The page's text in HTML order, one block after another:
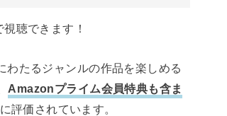
聴できます！
たるジャンルの作品を楽しめる
Amazonプライム会員特典も含ま
評価されています。